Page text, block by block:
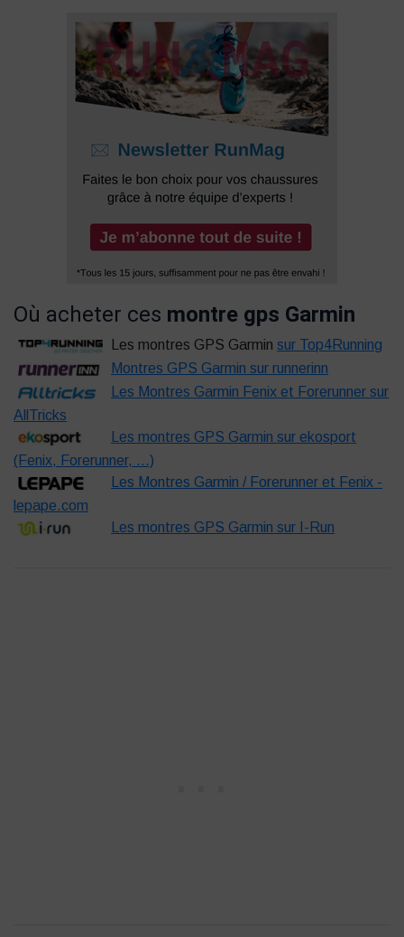
Où acheter ces montre gps Garmin
Les montres GPS Garminsur Top4Running
Montres GPS Garmin sur runnerinn
Les Montres Garmin Fenix et Forerunner sur
AllTricks
Les montres GPS Garmin sur ekosport
(Fenix, Forerunner, ...)
Les Montres Garmin / Forerunner et Fenix -
lepape.com
Les montres GPS Garmin sur I-Run